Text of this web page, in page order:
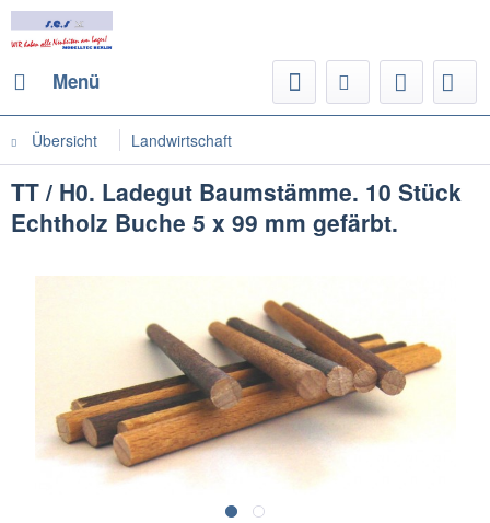
Menü
Übersicht Landwirtschaft
TT / H0. Ladegut Baumstämme. 10 Stück
Echtholz Buche 5 x 99 mm gefärbt.